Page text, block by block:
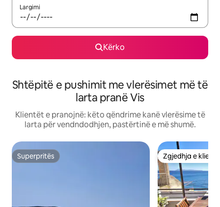
Largimi
Kërko
Shtëpitë e pushimit me vlerësimet më të
larta pranë Vis
Klientët e pranojnë: këto qëndrime kanë vlerësime të
larta për vendndodhjen, pastërtinë e më shumë.
Superpritës
Superpritës Zgjedhja e
Zgjedhja e